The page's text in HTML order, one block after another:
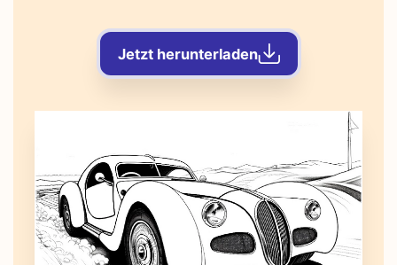
Jetzt herunterladen